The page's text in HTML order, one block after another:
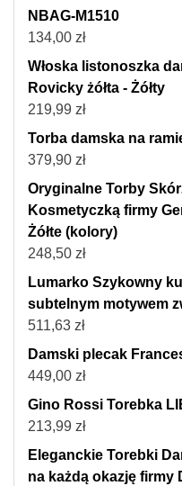
NBAG-M1510
134,00 zł
Włoska listonoszka
Rovicky żółta - Żółty
219,99 zł
Torba damska na
379,90 zł
Oryginalne Torby
Kosmetyczką firmy
Żółte (kolory)
248,50 zł
Lumarko Szykowny
subtelnym motywem
511,63 zł
Damski plecak
449,00 zł
Gino Rossi Torebka
213,99 zł
Eleganckie Torebki
na każdą okazję firmy